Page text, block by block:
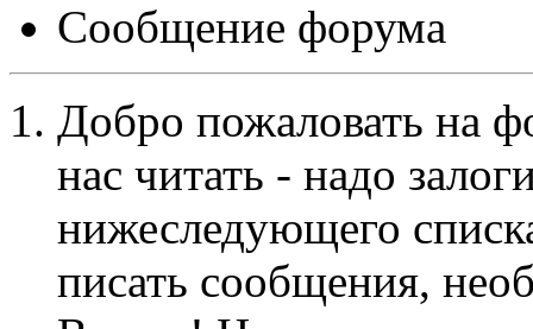
Сообщение форума
Добро пожаловать на
нас читать - надо
нижеследующего
писать сообщения,